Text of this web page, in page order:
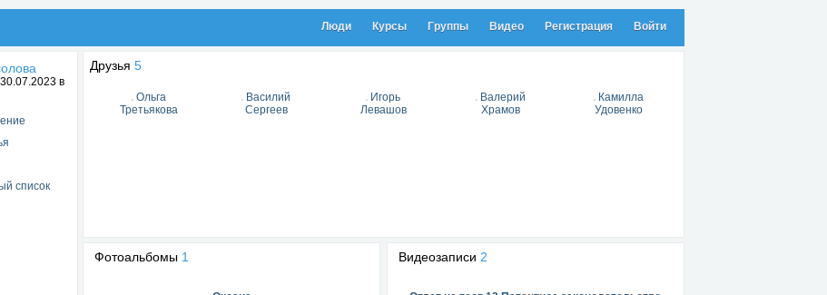
Люди Курсы Группы Видео Регистрация Войти
в
список
Друзья 5
Ольга
Третьякова
Василий
Сергеев
Игорь
Левашов
Валерий
Храмов
Камилла
Удовенко
Фотоальбомы 1 Видеозаписи 2